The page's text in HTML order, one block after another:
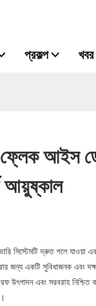
প্রকল্প খবর
ফ্লেক আইস
আয়ুষ্কাল
সিস্টেমটি দ্রুত গলে যাওয়া
জন্য একটি সুবিধাজনক এবং
উৎপাদন এবং সরবরাহ